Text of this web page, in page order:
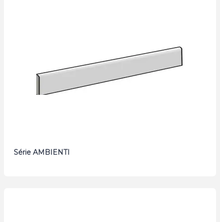
Série AMBIENTI